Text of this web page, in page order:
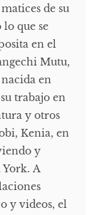
de su
que se
en el
Mutu,
en
trabajo en
y otros
Kenia, en
y
A
y videos, el